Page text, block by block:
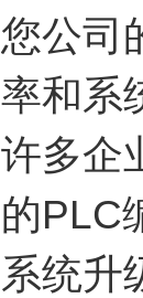
您公司
率和系
许多企
的PLC
系统升